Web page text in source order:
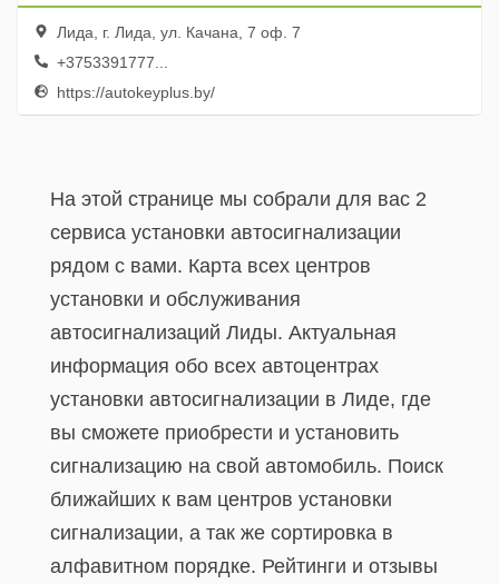
Ремонт, чистка и
перекодировка замков под
Лида, г. Лида, ул. Качана, 7 оф. 7
+3753391777...
https://autokeyplus.by/
На этой странице мы собрали для вас 2
сервиса установки автосигнализации
рядом с вами. Карта всех центров
установки и обслуживания
автосигнализаций Лиды. Актуальная
информация обо всех автоцентрах
установки автосигнализации в Лиде, где
вы сможете приобрести и установить
сигнализацию на свой автомобиль. Поиск
ближайших к вам центров установки
сигнализации, а так же сортировка в
алфавитном порядке. Рейтинги и отзывы